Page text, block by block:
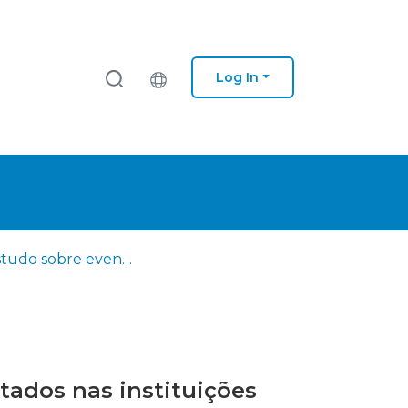
Log In
Um estudo sobre eventuais práticas de manipulação de resultados nas instituições financeiras monetárias da Península Ibérica
nas instituições